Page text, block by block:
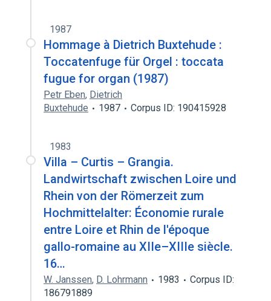
1987
Hommage à Dietrich Buxtehude :
Toccatenfuge für Orgel : toccata
fugue for organ (1987)
Petr Eben, Dietrich
Buxtehude
1987 Corpus ID: 190415928
1983
Villa – Curtis – Grangia.
Landwirtschaft zwischen Loire und
Rhein von der Römerzeit zum
Hochmittelalter: Économie rurale
entre Loire et Rhin de l'époque
gallo-romaine au XIIe–XIIIe siècle.
16…
W. Janssen, D. Lohrmann 1983
Corpus ID:
186791889